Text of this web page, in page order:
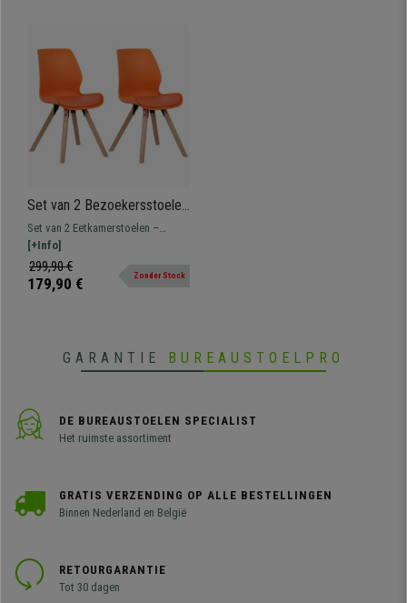
Set van 2 Bezoekersstoelen
KALI, Poten van
Beukenhout, Gestoffeerde
Zitting, Oranje Kunststof
Set van 2 Eetkamerstoelen –
Wachtkamerstoel met een modern
en levendig design met houten
poten. Diverse uitvoeringen en
[+Info]
299,90 €
179,90 € Zonder Stock
GARANTIE BUREAUSTOELPRO
DE BUREAUSTOELEN SPECIALIST
Het ruimste assortiment
GRATIS VERZENDING OP ALLE BESTELLINGEN
Binnen Nederland en België
RETOURGARANTIE
Tot 30 dagen